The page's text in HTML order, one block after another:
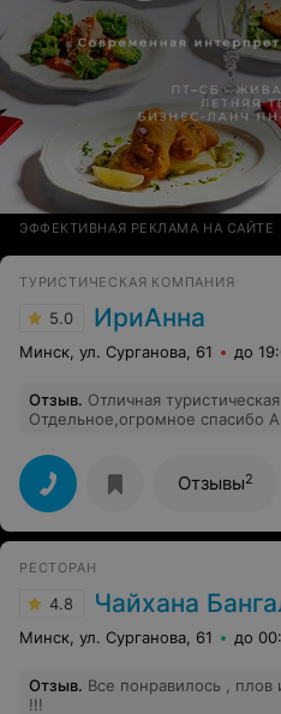
ЭФФЕКТИВНАЯ РЕКЛАМА НА САЙТЕ
ТУРИСТИЧЕСКАЯ КОМПАНИЯ
5.0 ИриАнна
Минск, ул. Сурганова, 61 до
Отзыв. Отличная
Отдельное,огромное спасибо
Отдыхали мы всей семьей в
(Кабардинка ) отличное
Коралл. Хозяева пансионата
чист, аккуратно. Все как новое.
перенесет ребёнок 4 годика
аккуратно,останавливались
Сопровождающий Игорь всегда интересовался,как
чувствует себя ребёнок.
только к вам.
Отзывы2
РЕСТОРАН
4.8 Чайхана
Минск, ул. Сурганова, 61 до
Отзыв. Все понравилось , плов
!!!